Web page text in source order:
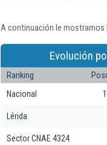
A continuación le mostramos
Evolución
Ranking
Nacional
Lérida
Sector CNAE 4324